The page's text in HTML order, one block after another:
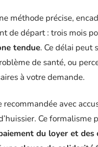
méthode précise,
de départ : trois mois
tendue. Ce délai peut
de santé, ou
à votre demande.
recommandée avec
Ce formalisme
du loyer et des